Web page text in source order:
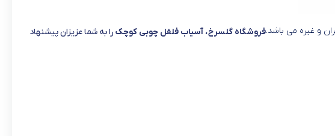
و غیره می باشد.فروشگاه گلسرخ، آسیاب فلفل چوبی کوچک را به شما عزیزان پیشنهاد